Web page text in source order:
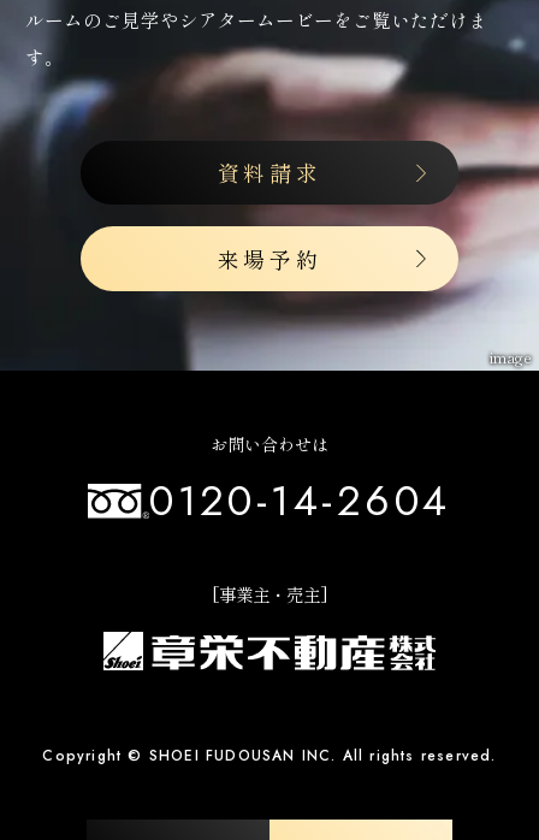
image
ルームのご見学やシアタームービーをご覧いただけま
す。
資料請求
来場予約
お問い合わせは
0120-14-2604
[事業主・売主]
Copyright © SHOEI FUDOUSAN INC. All rights reserved.